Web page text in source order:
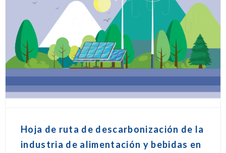
Hoja de ruta de descarbonización de la
industria de alimentación y bebidas en